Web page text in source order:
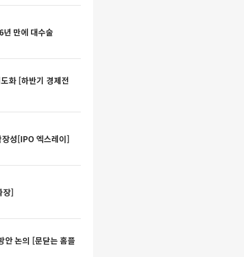
만에 대수술
화 [하반기 경제전
성[IPO 엑스레이]
장]
안 논의 [문닫는 홈플